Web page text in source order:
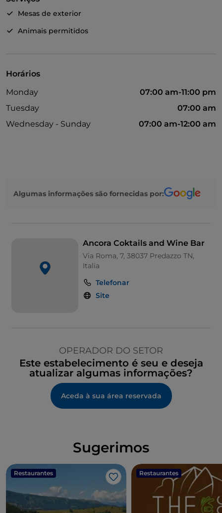
Mesas de exterior
Animais permitidos
Horários
Monday
07:00 am-11:00 pm
Tuesday
07:00 am
Wednesday - Sunday
07:00 am-12:00 am
Algumas informações são fornecidas por:
Ancora Coktails and Wine Bar
Via Roma, 7, 38037 Predazzo TN,
Italia
Telefonar
Site
OPERADOR DO SETOR
Este estabelecimento é seu e deseja
atualizar algumas informações?
Aceda à sua área reservada
Sugerimos
Restaurantes
Gosto
Restaurantes